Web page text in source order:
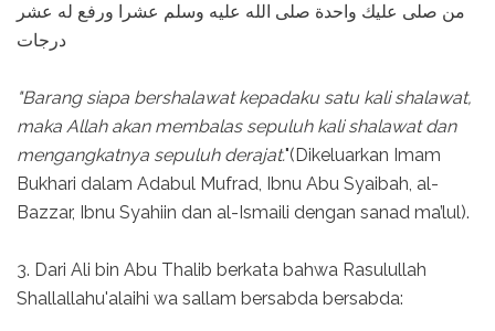
من صلى عليك واحدة صلى الله عليه وسلم عشرا ورفع له عشر
درجات
"Barang siapa bershalawat kepadaku satu kali shalawat,
maka Allah akan membalas sepuluh kali shalawat dan
mengangkatnya sepuluh derajat."(Dikeluarkan Imam
Bukhari dalam Adabul Mufrad, Ibnu Abu Syaibah, al-
Bazzar, Ibnu Syahiin dan al-Ismaili dengan sanad ma’lul).
3. Dari Ali bin Abu Thalib berkata bahwa Rasulullah
Shallallahu'alaihi wa sallam bersabda bersabda: